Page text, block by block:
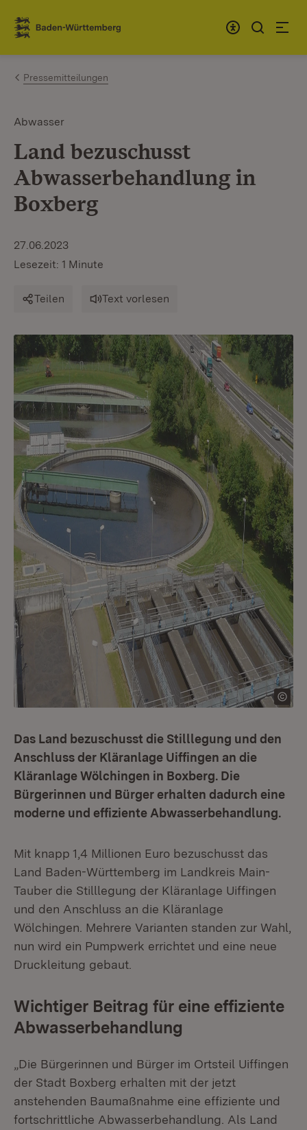
Zum Inhalt springen
Link zur Startseite
Pressemitteilungen
Abwasser
Land bezuschusst
Abwasserbehandlung in
Boxberg
27.06.2023
Lesezeit: 1 Minute
Teilen Text vorlesen
Das Land bezuschusst die Stilllegung und den
Anschluss der Kläranlage Uiffingen an die
Kläranlage Wölchingen in Boxberg. Die
Bürgerinnen und Bürger erhalten dadurch eine
moderne und effiziente Abwasserbehandlung.
Mit knapp 1,4 Millionen Euro bezuschusst das
Land Baden-Württemberg im Landkreis Main-
Tauber die Stilllegung der Kläranlage Uiffingen
und den An­schluss an die Kläranlage
Wölchingen. Mehrere Varianten standen zur Wahl,
nun wird ein Pumpwerk errichtet und eine neue
Druckleitung gebaut.
Wichtiger Beitrag für eine effiziente
Abwasserbehandlung
„Die Bürgerinnen und Bürger im Ortsteil Uiffingen
der Stadt Boxberg erhalten mit der jetzt
anstehenden Baumaßnahme eine effiziente und
fortschrittliche Abwas­serbehandlung. Als Land